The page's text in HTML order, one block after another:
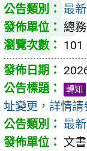
最
總
101
轉知
址變更，詳情請
最
文